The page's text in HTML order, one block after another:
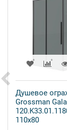
Душевое
Grossman
110x80